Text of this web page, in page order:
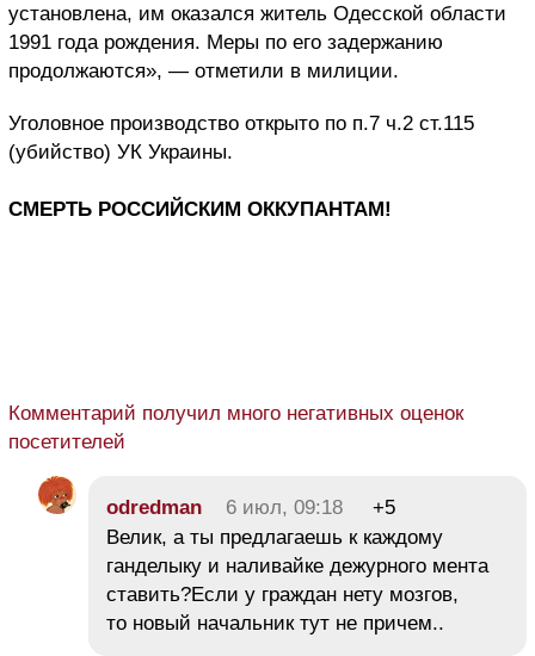
установлена, им оказался житель Одесской области
1991 года рождения. Меры по его задержанию
продолжаются», — отметили в милиции.
Уголовное производство открыто по п.7 ч.2 ст.115
(убийство) УК Украины.
СМЕРТЬ РОССИЙСКИМ ОККУПАНТАМ!
Комментарий получил много негативных оценок
посетителей
odredman 6 июл, 09:18
+5
Велик, а ты предлагаешь к каждому
ганделыку и наливайке дежурного мента
ставить?Если у граждан нету мозгов,
то новый начальник тут не причем..